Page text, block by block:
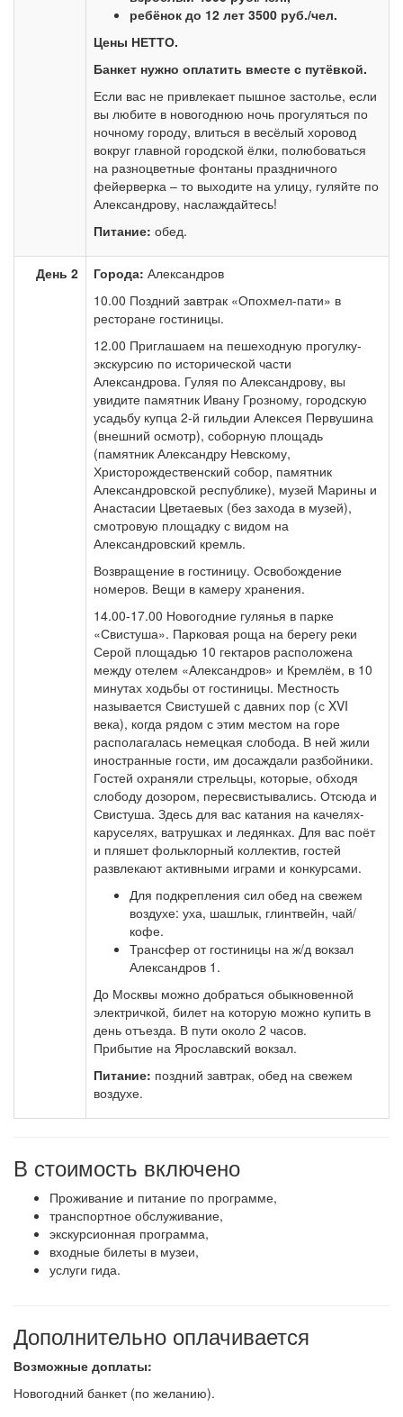
ребёнок до 12 лет 3500 руб./чел.
Цены НЕТТО.
Банкет нужно оплатить вместе с путёвкой.
Если вас не привлекает пышное застолье, если
вы любите в новогоднюю ночь прогуляться по
ночному городу, влиться в весёлый хоровод
вокруг главной городской ёлки, полюбоваться
на разноцветные фонтаны праздничного
фейерверка – то выходите на улицу, гуляйте по
Александрову, наслаждайтесь!
Питание: обед.
День 2 Города: Александров
10.00 Поздний завтрак «Опохмел-пати» в
ресторане гостиницы.
12.00 Приглашаем на пешеходную прогулку-
экскурсию по исторической части
Александрова. Гуляя по Александрову, вы
увидите памятник Ивану Грозному, городскую
усадьбу купца 2-й гильдии Алексея Первушина
(внешний осмотр), соборную площадь
(памятник Александру Невскому,
Христорождественский собор, памятник
Александровской республике), музей Марины и
Анастасии Цветаевых (без захода в музей),
смотровую площадку с видом на
Александровский кремль.
Возвращение в гостиницу. Освобождение
номеров. Вещи в камеру хранения.
14.00-17.00 Новогодние гулянья в парке
«Свистуша». Парковая роща на берегу реки
Серой площадью 10 гектаров расположена
между отелем «Александров» и Кремлём, в 10
минутах ходьбы от гостиницы. Местность
называется Свистушей с давних пор (с XVI
века), когда рядом с этим местом на горе
располагалась немецкая слобода. В ней жили
иностранные гости, им досаждали разбойники.
Гостей охраняли стрельцы, которые, обходя
слободу дозором, пересвистывались. Отсюда и
Свистуша. Здесь для вас катания на качелях-
каруселях, ватрушках и ледянках. Для вас поёт
и пляшет фольклорный коллектив, гостей
развлекают активными играми и конкурсами.
Для подкрепления сил обед на свежем
воздухе: уха, шашлык, глинтвейн, чай/
кофе.
Трансфер от гостиницы на ж/д вокзал
Александров 1.
До Москвы можно добраться обыкновенной
электричкой, билет на которую можно купить в
день отъезда. В пути около 2 часов.
Прибытие на Ярославский вокзал.
Питание: поздний завтрак, обед на свежем
воздухе.
В стоимость включено
Проживание и питание по программе,
транспортное обслуживание,
экскурсионная программа,
входные билеты в музеи,
услуги гида.
Дополнительно оплачивается
Возможные доплаты:
Новогодний банкет (по желанию).